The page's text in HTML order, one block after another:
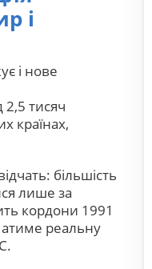
і
і нове
2,5 тисяч
країнах,
більшість
лише за
кордони 1991
реальну